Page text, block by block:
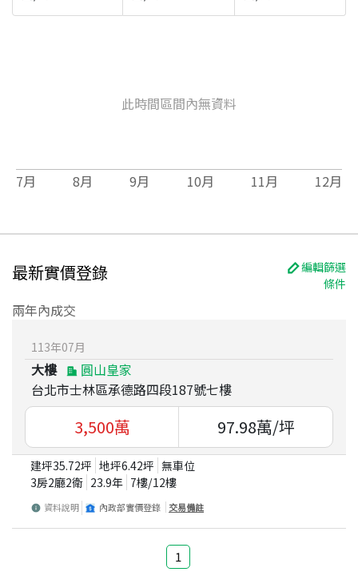
此時間區間內無資料
7月 8月 9月 10月 11月 12月
最新實價登錄
編輯篩選
條件
兩年內成交
113年07月
大樓
圓山皇家
台北市士林區承德路四段187號七樓
3,500萬 97.98萬/坪
建坪35.72坪 地坪6.42坪 無車位
3房2廳2衛 23.9年 7樓/12樓
資料說明 內政部實價登錄 交易備註
1